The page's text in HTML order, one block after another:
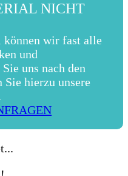
NICHT
wir fast alle
und
uns nach den
hierzu unsere